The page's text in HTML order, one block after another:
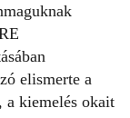
elismerte a
a kiemelés okait